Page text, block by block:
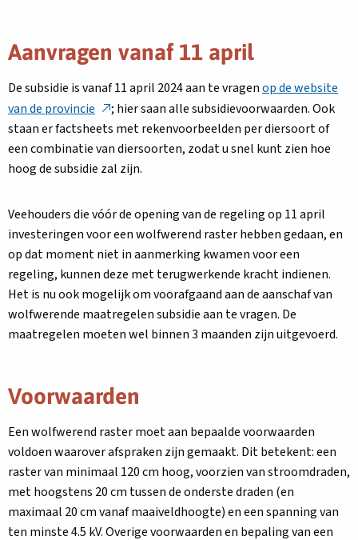
Aanvragen vanaf 11 april
De subsidie is vanaf 11 april 2024 aan te vragenop de website
van de provincie Deze
link
opent
in
nieuw
; hier saan alle subsidievoorwaarden. Ook
staan er factsheets met rekenvoorbeelden per diersoort of
een combinatie van diersoorten, zodat u snel kunt zien hoe
hoog de subsidie zal zijn.
Veehouders die vóór de opening van de regeling op 11 april
investeringen voor een wolfwerend raster hebben gedaan, en
op dat moment niet in aanmerking kwamen voor een
regeling, kunnen deze met terugwerkende kracht indienen.
Het is nu ook mogelijk om voorafgaand aan de aanschaf van
wolfwerende maatregelen subsidie aan te vragen. De
maatregelen moeten wel binnen 3 maanden zijn uitgevoerd.
Voorwaarden
Een wolfwerend raster moet aan bepaalde voorwaarden
voldoen waarover afspraken zijn gemaakt. Dit betekent: een
raster van minimaal 120 cm hoog, voorzien van stroomdraden,
met hoogstens 20 cm tussen de onderste draden (en
maximaal 20 cm vanaf maaiveldhoogte) en een spanning van
ten minste 4.5 kV. Overige voorwaarden en bepaling van een